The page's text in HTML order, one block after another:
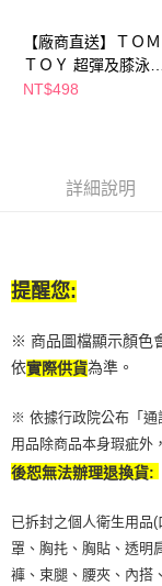
https://aftee.tw/terms/
３．未成年的使用者請
「AFTEE先享後付」
任。
５．嚴禁一人註冊多
恩沛科技股份有限公
【廠商直送】ＴＯ
ＴＯＹ 超彈及膝泳褲-
藍
NT$498
詳細說明
提醒您:
※ 商品圖檔顯示顏色
依實際供貨為準。
※ 依據行政院公布「通
用品除商品本身瑕疵外
後恕無法辦理退換貨:
已拆封之個人衛生用品
罩、胸扥、胸貼、透明
褲、束腿、腰夾、內搭